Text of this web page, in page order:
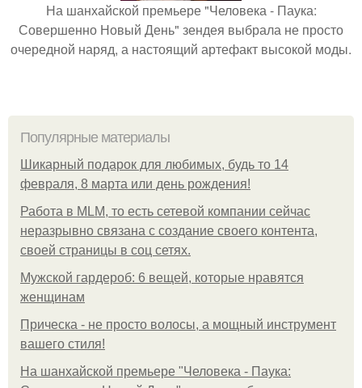
На шанхайской премьере "Человека - Паука:
Совершенно Новый День" зендея выбрала не просто
очередной наряд, а настоящий артефакт высокой моды.
Популярные материалы
Шикарный подарок для любимых, будь то 14
февраля, 8 марта или день рождения!
Работа в MLM, то есть сетевой компании сейчас
неразрывно связана с создание своего контента,
своей страницы в соц сетях.
Мужской гардероб: 6 вещей, которые нравятся
женщинам
Прическа - не просто волосы, а мощный инструмент
вашего стиля!
На шанхайской премьере "Человека - Паука: